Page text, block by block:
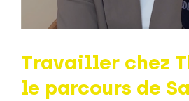
Travailler chez
le parcours de